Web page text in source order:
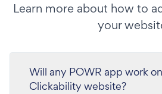
Learn more about how to
your
Will any POWR app work
Clickability website?